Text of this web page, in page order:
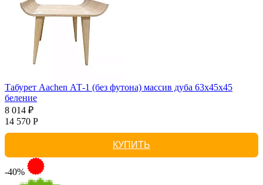
Табурет Aachen АТ-1 (без футона) массив дуба 63х45х45
беление
8 014 ₽
14 570 Р
КУПИТЬ
-40%